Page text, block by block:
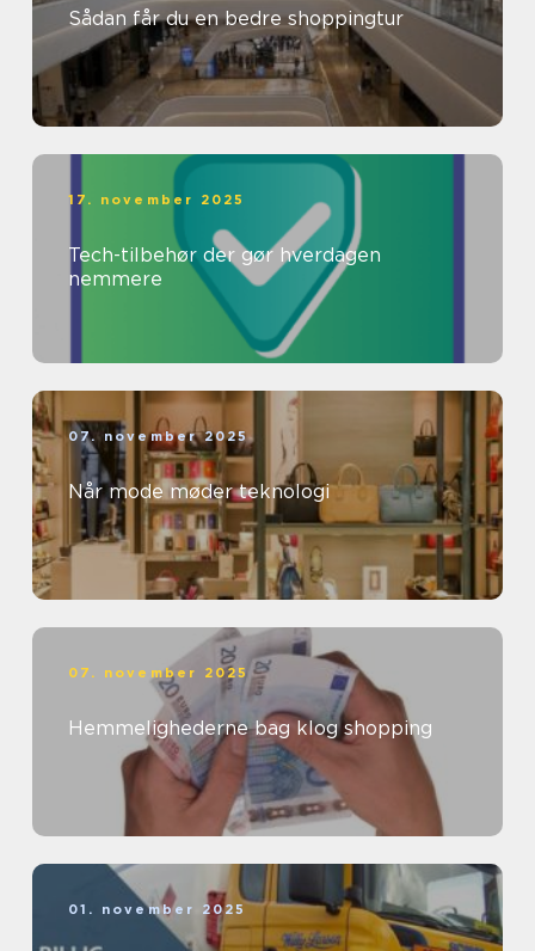
Sådan får du en bedre shoppingtur
17. november 2025
Tech-tilbehør der gør hverdagen
nemmere
07. november 2025
Når mode møder teknologi
07. november 2025
Hemmelighederne bag klog shopping
01. november 2025